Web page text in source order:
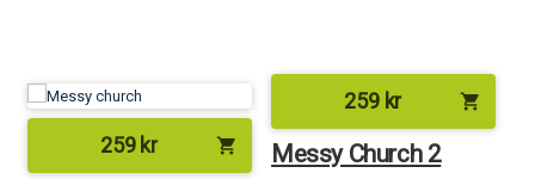
259kr shopping_cart
259 kr shopping_cart
Messy Church 2